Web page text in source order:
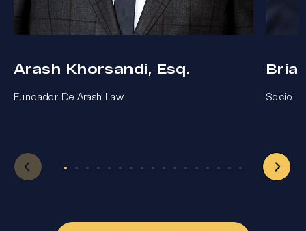
Arash Khorsandi, Esq.
Fundador De Arash Law Socio